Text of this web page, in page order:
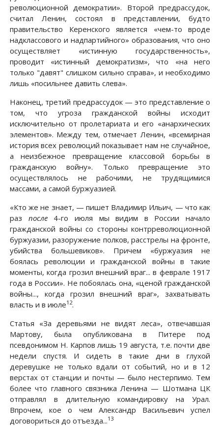
революционной демократии». Второй предрассудок,
считал Ленин, состоял в представлении, будто
правительство Керенского является «чем-то вроде
надклассового и надпартийного» образования, что оно
осуществляет «истинную государственность»,
проводит «истинный демократизм», что «на него
только "давят" слишком сильно справа», и необходимо
лишь «посильнее давить слева».
Наконец, третий предрассудок — это представление о
том, что угроза гражданской войны исходит
исключительно от пролетариата и его «анархических
элементов». Между тем, отмечает Ленин, «всемирная
история всех революций показывает нам не случайное,
а неизбежное превращение классовой борьбы в
гражданскую войну». Только превращение это
осуществлялось не рабочими, не трудящимися
массами, а самой буржуазией.
«Кто же не знает, — пишет Владимир Ильич, — что как
раз после4-го июля мы видим в России начало
гражданской войны со стороны контрреволюционной
буржуазии, разоружение полков, расстрелы на фронте,
убийства большевиков». Причем «буржуазия не
боялась революции и гражданской войны в такие
моменты, когда грозил внешний враг... в феврале 1917
года в России». Не побоялась она, «ценой гражданской
войны..., когда грозил внешний враг», захватывать
власть и в июле12.
Статья «За деревьями не видят леса», отвечавшая
Мартову, была опубликована в Питере под
псевдонимом Н. Карпов лишь 19 августа, т.е. почти две
недели спустя. И сидеть в такие дни в глухой
деревушке не только вдали от событий, но и в 12
верстах от станции и почты — было нестерпимо. Тем
более что главного связника Ленина — Шотмана ЦК
отправлял в длительную командировку на Урал.
Впрочем, кое о чем Александр Васильевич успел
договориться до отъезда...13